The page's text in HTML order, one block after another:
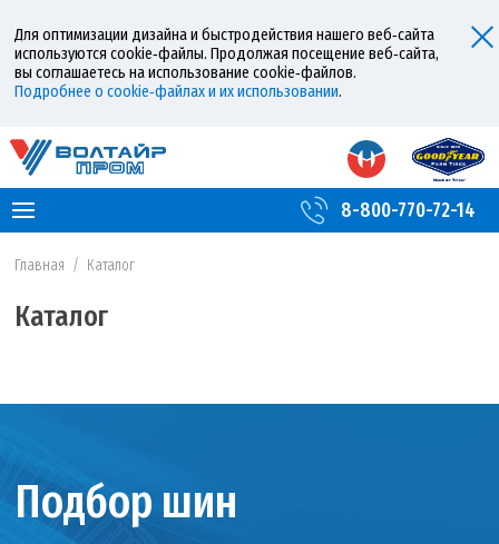
Для оптимизации дизайна и быстродействия нашего веб‑сайта
используются cookie‑файлы. Продолжая посещение веб‑сайта,
вы соглашаетесь на использование cookie‑файлов.
Подробнее о cookie‑файлах и их использовании.
8-800-770-72-14
Главная / Каталог
Каталог
Подбор шин